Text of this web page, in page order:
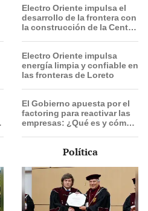
Electro Oriente impulsa el
desarrollo de la frontera con
la construcción de la Central
Electro Oriente impulsa
energía limpia y confiable en
las fronteras de Loreto
El Gobierno apuesta por el
factoring para reactivar las
empresas: ¿Qué es y cómo
Política